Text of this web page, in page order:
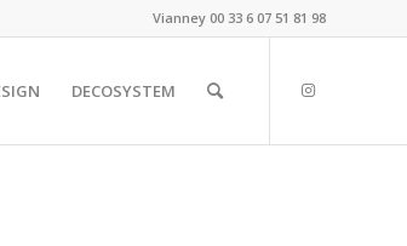
Vianney 00 33 6 07 51 81 98
DECOSYSTEM